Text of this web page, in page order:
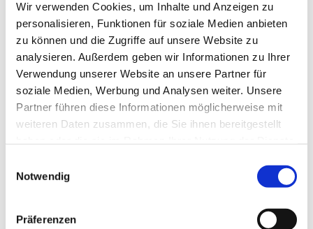
Wir verwenden Cookies, um Inhalte und Anzeigen zu
personalisieren, Funktionen für soziale Medien anbieten
zu können und die Zugriffe auf unsere Website zu
analysieren. Außerdem geben wir Informationen zu Ihrer
Verwendung unserer Website an unsere Partner für
soziale Medien, Werbung und Analysen weiter. Unsere
Partner führen diese Informationen möglicherweise mit
weiteren Daten zusammen, die Sie ihnen bereitgestellt
Notwendig
Präferenzen
der Gemeindeglieder in unserer Region
Gesundbrunnen zwischen 21 und 40 Jahre alt
sind.
Für manche ist unser Teil des Weddings nur
eine Durchgangsstation, andere haben hier
eine Familie gegründet und sind gekommen,
um zu bleiben. Egal ob Singles,
Familienmenschen, Studis, Auszubildende oder
Berufstätige — eines haben unsere
Gemeindeglieder zwischen 20 und 40 Jahren
gemeinsam: Sie kommen noch nicht so viel in